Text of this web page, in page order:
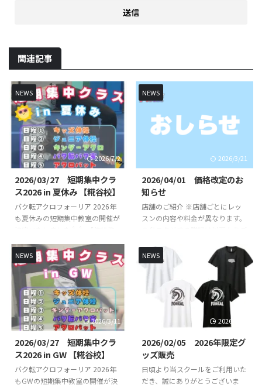
関連記事
NEWS
2026/7/2
2026/03/27 短期集中クラ
ス2026 in 夏休み 【糀谷校】
バク転アクロフォーリア 2026年
も夏休みの短期集中教室の開催が
宙短期集中クラス】【アクロバッ
ト短期集中クラス】を開講いたし
ます！バク転を出来るようになり
たいお子様やできるようになりた
い技など基礎基本から競技レベル
の技まで練習していきます👌 初
心者未経験の方でもスタッフが丁
は、全日本大会出場経験のある先
生が直接指導いたします👨‍🏫 短
期集中クラス概要 日時・日程 日
程１（キッズ体操） ①8月12日
NEWS
2026/3/21
2026/04/01 価格改定のお
知らせ
店舗のご紹介 ※店舗ごとにレッ
スンの内容や料金が異なります。
校 （直営校） FOREAL京急蒲田校
のレッスンスケジュールや開講ク
い。 FOREAL京急蒲田校 COZY蒲
田校 （定期レッスン） COZY蒲
田校のレッスンスケジュールや開
講クラスはこちらからご確認くだ
川崎校 （定期レッスン）
SHOWBUZZ川崎校のレッスンス
ケジュールや開講クラスはこちら
からご確認ください。 ...
NEWS
2026/3/11
2026/03/27 短期集中クラ
ス2026 in GW 【糀谷校】
バク転アクロフォーリア 2026年
もGWの短期集中教室の開催が決
NEWS
2026/2/19
2026/02/05 2026年限定グ
ッズ販売
日頃より当スクールをご利用いた
だき、誠にありがとうございま